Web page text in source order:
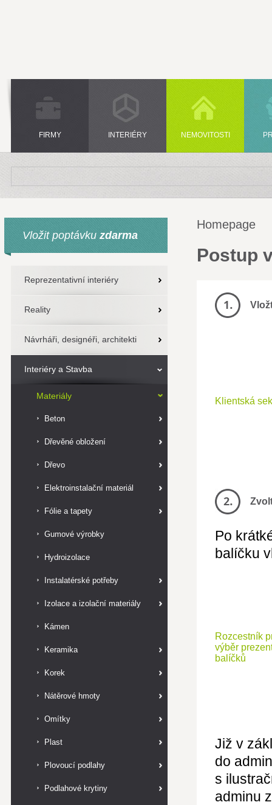
FIRMY INTERIÉRY NEMOVITOSTI
Vložit poptávku zdarma
Reprezentativní interiéry
Reality
Návrháři, designéři, architekti
Interiéry a Stavba
Materiály
Beton
Dřevěné obložení
Dřevo
Elektroinstalační materiál
Fólie a tapety
Gumové výrobky
Hydroizolace
Instalatérské potřeby
Izolace a izolační materiály
Kámen
Keramika
Korek
Nátěrové hmoty
Omítky
Plast
Plovoucí podlahy
Podlahové krytiny
Homepage
Postup
Klientská
Po
balíčku
Rozcestník
výběr
balíčků
Již v
do
s
adminu